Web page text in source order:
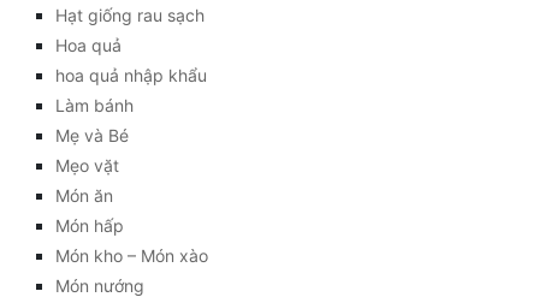
Hạt giống rau sạch
Hoa quả
hoa quả nhập khẩu
Làm bánh
Mẹ và Bé
Mẹo vặt
Món ăn
Món hấp
Món kho – Món xào
Món nướng